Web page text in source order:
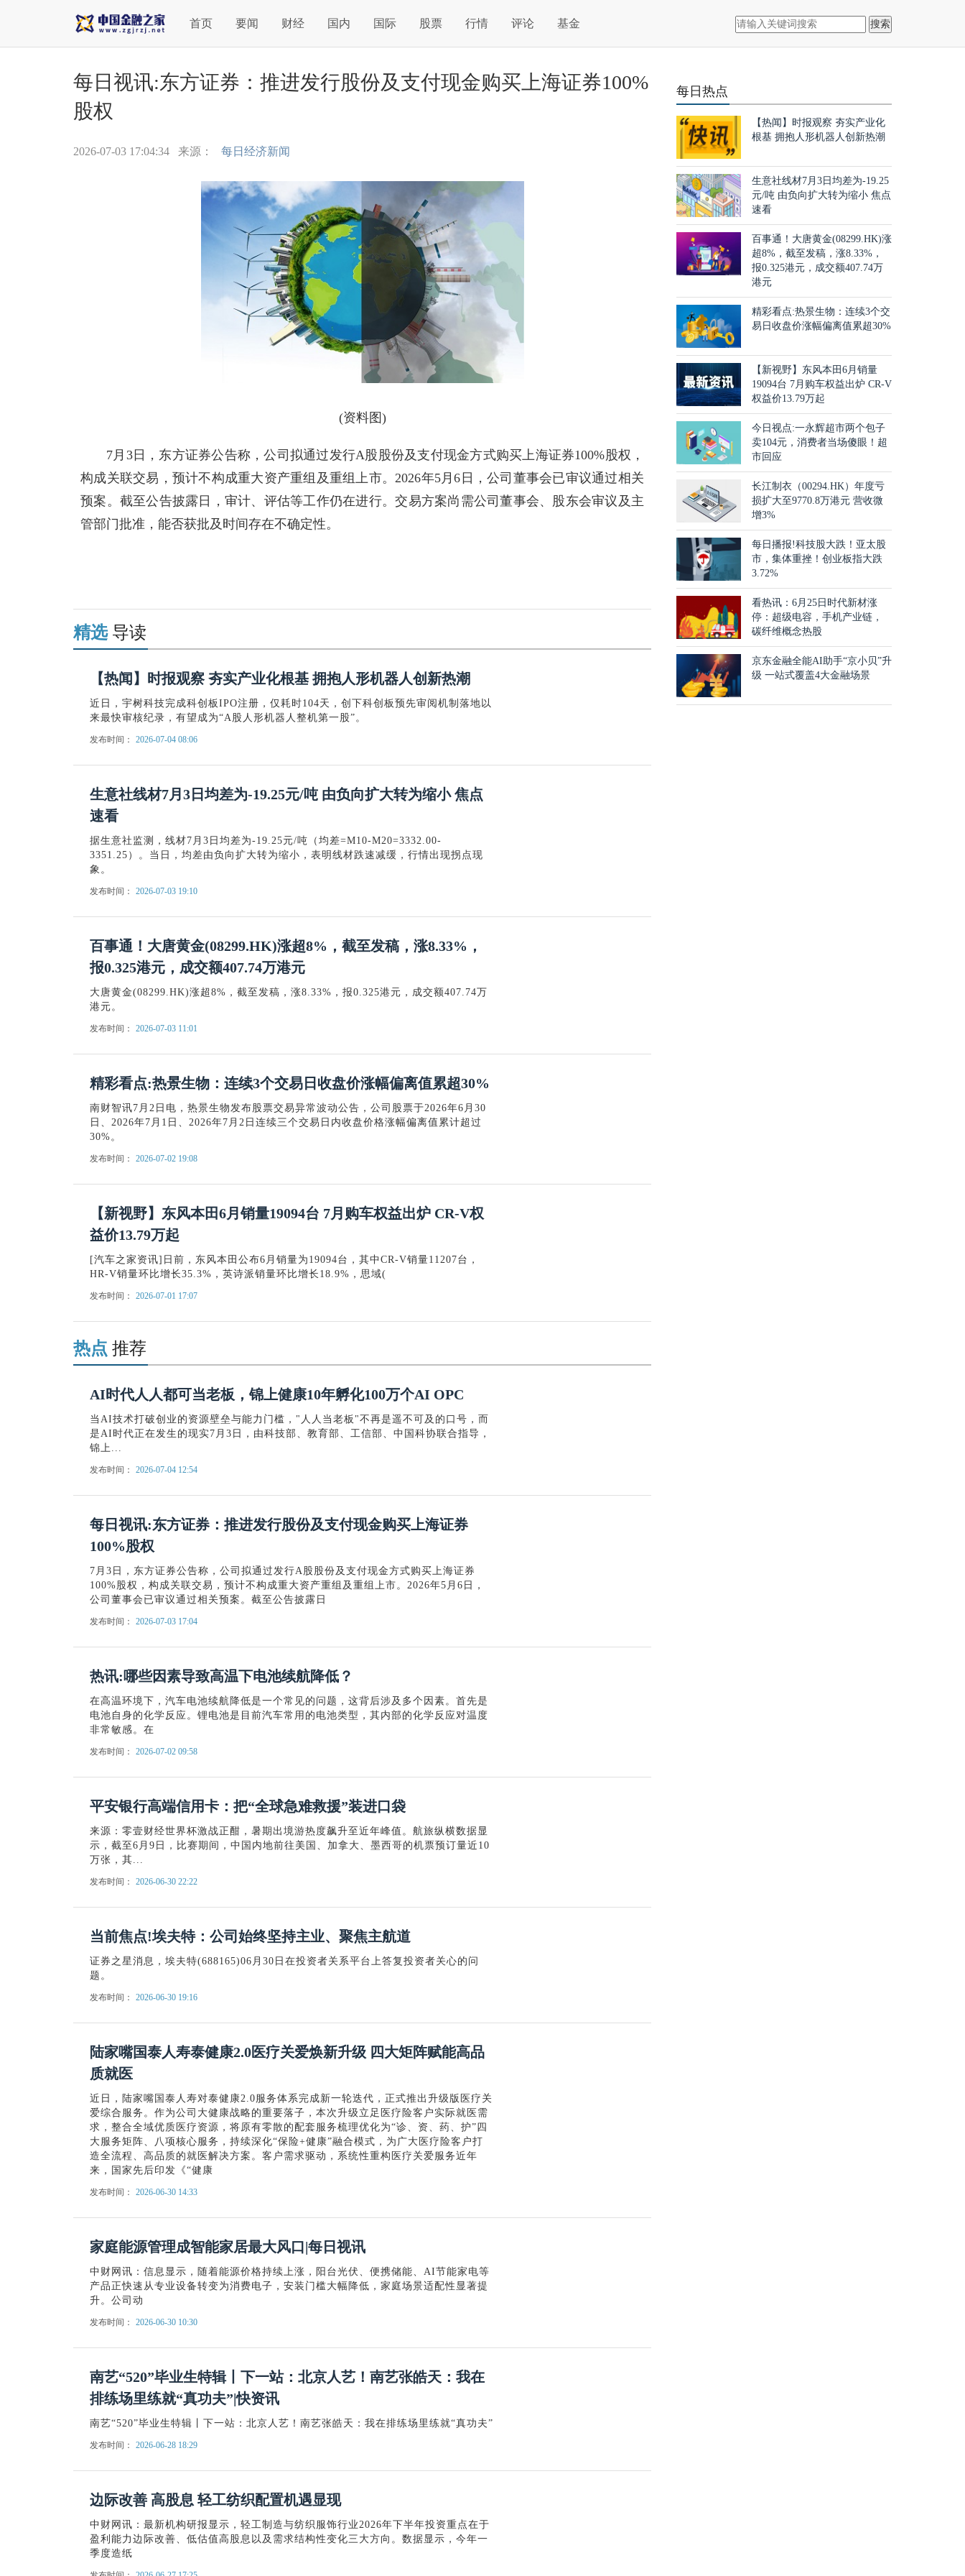
首页 要闻 财经 国内 国际 股票 行情 评论 基金 搜索
每日视讯:东方证券：推进发行股份及支付现金购买上海证券100%
股权
2026-07-03 17:04:34 来源： 每日经济新闻
(资料图)
7月3日，东方证券公告称，公司拟通过发行A股股份及支付现金方式购买上海证券100%股权，
构成关联交易，预计不构成重大资产重组及重组上市。2026年5月6日，公司董事会已审议通过相关
预案。截至公告披露日，审计、评估等工作仍在进行。交易方案尚需公司董事会、股东会审议及主
管部门批准，能否获批及时间存在不确定性。
精选导读
【热闻】时报观察 夯实产业化根基 拥抱人形机器人创新热潮
近日，宇树科技完成科创板IPO注册，仅耗时104天，创下科创板预先审阅机制落地以
来最快审核纪录，有望成为“A股人形机器人整机第一股”。
发布时间： 2026-07-04 08:06
生意社线材7月3日均差为-19.25元/吨 由负向扩大转为缩小 焦点
速看
据生意社监测，线材7月3日均差为-19.25元/吨（均差=M10-M20=3332.00-
3351.25）。当日，均差由负向扩大转为缩小，表明线材跌速减缓，行情出现拐点现
象。
发布时间： 2026-07-03 19:10
百事通！大唐黄金(08299.HK)涨超8%，截至发稿，涨8.33%，
报0.325港元，成交额407.74万港元
大唐黄金(08299.HK)涨超8%，截至发稿，涨8.33%，报0.325港元，成交额407.74万
港元。
发布时间： 2026-07-03 11:01
精彩看点:热景生物：连续3个交易日收盘价涨幅偏离值累超30%
南财智讯7月2日电，热景生物发布股票交易异常波动公告，公司股票于2026年6月30
日、2026年7月1日、2026年7月2日连续三个交易日内收盘价格涨幅偏离值累计超过
30%。
发布时间： 2026-07-02 19:08
【新视野】东风本田6月销量19094台 7月购车权益出炉 CR-V权
益价13.79万起
[汽车之家资讯]日前，东风本田公布6月销量为19094台，其中CR-V销量11207台，
HR-V销量环比增长35.3%，英诗派销量环比增长18.9%，思域(
发布时间： 2026-07-01 17:07
热点 推荐
AI时代人人都可当老板，锦上健康10年孵化100万个AI OPC
当AI技术打破创业的资源壁垒与能力门槛，"人人当老板"不再是遥不可及的口号，而
是AI时代正在发生的现实7月3日，由科技部、教育部、工信部、中国科协联合指导，
锦上...
发布时间： 2026-07-04 12:54
每日视讯:东方证券：推进发行股份及支付现金购买上海证券
100%股权
7月3日，东方证券公告称，公司拟通过发行A股股份及支付现金方式购买上海证券
100%股权，构成关联交易，预计不构成重大资产重组及重组上市。2026年5月6日，
公司董事会已审议通过相关预案。截至公告披露日
发布时间： 2026-07-03 17:04
热讯:哪些因素导致高温下电池续航降低？
在高温环境下，汽车电池续航降低是一个常见的问题，这背后涉及多个因素。首先是
电池自身的化学反应。锂电池是目前汽车常用的电池类型，其内部的化学反应对温度
非常敏感。在
发布时间： 2026-07-02 09:58
平安银行高端信用卡：把“全球急难救援”装进口袋
来源：零壹财经世界杯激战正酣，暑期出境游热度飙升至近年峰值。航旅纵横数据显
示，截至6月9日，比赛期间，中国内地前往美国、加拿大、墨西哥的机票预订量近10
万张，其...
发布时间： 2026-06-30 22:22
当前焦点!埃夫特：公司始终坚持主业、聚焦主航道
证券之星消息，埃夫特(688165)06月30日在投资者关系平台上答复投资者关心的问
题。
发布时间： 2026-06-30 19:16
陆家嘴国泰人寿泰健康2.0医疗关爱焕新升级 四大矩阵赋能高品
质就医
近日，陆家嘴国泰人寿对泰健康2.0服务体系完成新一轮迭代，正式推出升级版医疗关
爱综合服务。作为公司大健康战略的重要落子，本次升级立足医疗险客户实际就医需
求，整合全域优质医疗资源，将原有零散的配套服务梳理优化为“诊、资、药、护”四
大服务矩阵、八项核心服务，持续深化“保险+健康”融合模式，为广大医疗险客户打
造全流程、高品质的就医解决方案。客户需求驱动，系统性重构医疗关爱服务近年
来，国家先后印发《“健康
发布时间： 2026-06-30 14:33
家庭能源管理成智能家居最大风口|每日视讯
中财网讯：信息显示，随着能源价格持续上涨，阳台光伏、便携储能、AI节能家电等
产品正快速从专业设备转变为消费电子，安装门槛大幅降低，家庭场景适配性显著提
升。公司动
发布时间： 2026-06-30 10:30
南艺“520”毕业生特辑丨下一站：北京人艺！南艺张皓天：我在
排练场里练就“真功夫”|快资讯
南艺“520”毕业生特辑丨下一站：北京人艺！南艺张皓天：我在排练场里练就“真功夫”
发布时间： 2026-06-28 18:29
边际改善 高股息 轻工纺织配置机遇显现
中财网讯：最新机构研报显示，轻工制造与纺织服饰行业2026年下半年投资重点在于
盈利能力边际改善、低估值高股息以及需求结构性变化三大方向。数据显示，今年一
季度造纸
每日热点
【热闻】时报观察 夯实产业化
根基 拥抱人形机器人创新热潮
生意社线材7月3日均差为-19.25
元/吨 由负向扩大转为缩小 焦点
速看
百事通！大唐黄金(08299.HK)涨
超8%，截至发稿，涨8.33%，
报0.325港元，成交额407.74万
港元
精彩看点:热景生物：连续3个交
易日收盘价涨幅偏离值累超30%
【新视野】东风本田6月销量
19094台 7月购车权益出炉 CR-V
权益价13.79万起
今日视点:一永辉超市两个包子
卖104元，消费者当场傻眼！超
市回应
长江制衣（00294.HK）年度亏
损扩大至9770.8万港元 营收微
增3%
每日播报!科技股大跌！亚太股
市，集体重挫！创业板指大跌
3.72%
看热讯：6月25日时代新材涨
停：超级电容，手机产业链，
碳纤维概念热股
京东金融全能AI助手“京小贝”升
级 一站式覆盖4大金融场景